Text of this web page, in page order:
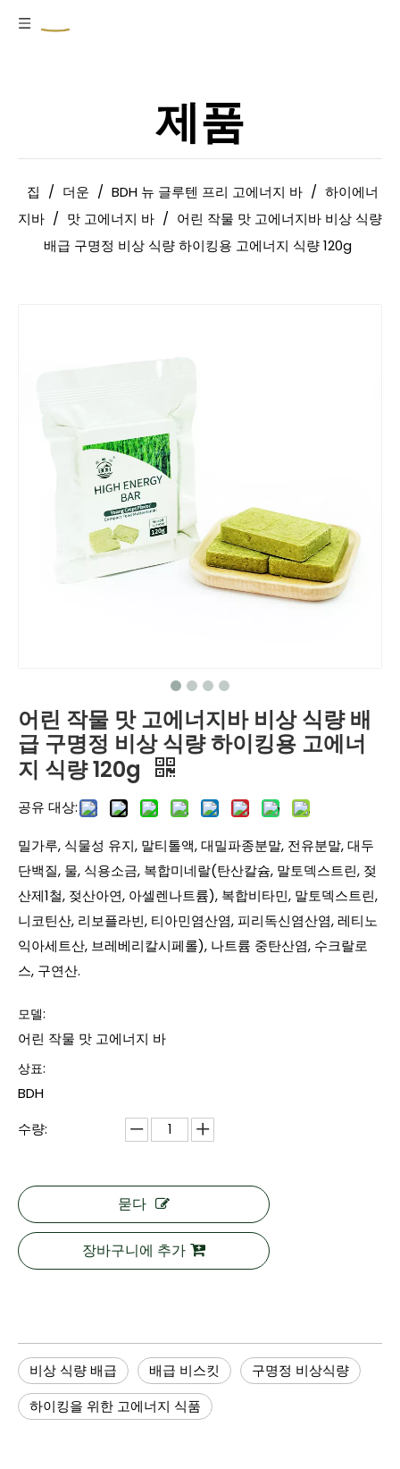
제품
집 / 더운 / BDH 뉴 글루텐 프리 고에너지 바 / 하이에너
지바 / 맛 고에너지 바 / 어린 작물 맛 고에너지바 비상 식량
배급 구명정 비상 식량 하이킹용 고에너지 식량 120g
어린 작물 맛 고에너지바 비상 식량 배
급 구명정 비상 식량 하이킹용 고에너
지 식량 120g
공유 대상:
밀가루, 식물성 유지, 말티톨액, 대밀파종분말, 전유분말, 대두
단백질, 물, 식용소금, 복합미네랄(탄산칼슘, 말토덱스트린, 젖
산제1철, 젖산아연, 아셀렌나트륨), 복합비타민, 말토덱스트린,
니코틴산, 리보플라빈, 티아민염산염, 피리독신염산염, 레티노
익아세트산, 브레베리칼시페롤), 나트륨 중탄산염, 수크랄로
스, 구연산.
모델:
어린 작물 맛 고에너지 바
상표:
BDH
수량:
묻다
장바구니에 추가
비상 식량 배급 배급 비스킷
구명정 비상식량
하이킹을 위한 고에너지 식품